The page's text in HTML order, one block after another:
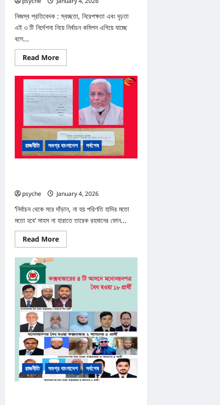
নিজস্ব প্রতিবেদক : স্বচ্ছতা, নিরেপক্ষতা এবং দৃঢ়তা
এই ৩ টি নির্দেশনা নিয়ে নির্বাচন কমিশন এগিয়ে যাচ্ছে
বলে...
Read MoreRead
more
‘নির্বানের
ও
পরবর্তী
কয়েকদিন
রোহিঙ্গা
ক্যাম্পগুলো
সিল
করে
রাখা
হবে’
রাজনীতি সমগ্র বাংলাদেশ সর্বশেষ
psyche
January 4, 2026
‘নির্বাচন থেকে সরে দাঁড়ান, না হয় পরিণতি হাদির মতো
মতো হবে’ সাহস না হারাতে তারেক রহমানের ফোন...
Read MoreRead
more
নির্বাচন
দাঁড়াতে
বিএনপির
প্রার্থী
শাহজাহান
চৌধুরীকে
হত্যার
হুমকি
রাজনীতি সমগ্র বাংলাদেশ সর্বশেষ